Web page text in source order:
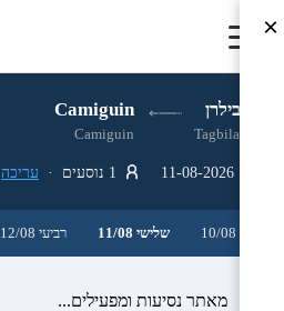
טגבילרן Camiguin
Tagbilaran
Camiguin
עריכה
שלישי 11/08 רביעי 12/08
מאתר נסיעות ומפעילים...
×